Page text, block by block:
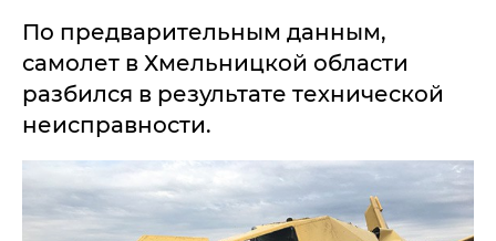
По предварительным данным,
самолет в Хмельницкой области
разбился в результате технической
неисправности.